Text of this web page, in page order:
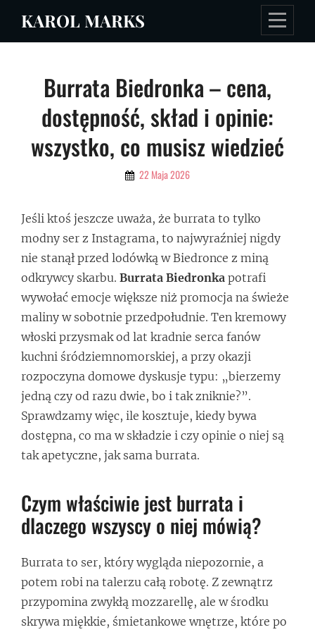
KAROL MARKS
Burrata Biedronka – cena,
dostępność, skład i opinie:
wszystko, co musisz wiedzieć
By 22 Maja 2026
Jeśli ktoś jeszcze uważa, że burrata to tylko
modny ser z Instagrama, to najwyraźniej nigdy
nie stanął przed lodówką w Biedronce z miną
odkrywcy skarbu. Burrata Biedronka potrafi
wywołać emocje większe niż promocja na świeże
maliny w sobotnie przedpołudnie. Ten kremowy
włoski przysmak od lat kradnie serca fanów
kuchni śródziemnomorskiej, a przy okazji
rozpoczyna domowe dyskusje typu: „bierzemy
jedną czy od razu dwie, bo i tak zniknie?”.
Sprawdzamy więc, ile kosztuje, kiedy bywa
dostępna, co ma w składzie i czy opinie o niej są
tak apetyczne, jak sama burrata.
Czym właściwie jest burrata i
dlaczego wszyscy o niej mówią?
Burrata to ser, który wygląda niepozornie, a
potem robi na talerzu całą robotę. Z zewnątrz
przypomina zwykłą mozzarellę, ale w środku
skrywa miękkie, śmietankowe wnętrze, które po
Nawigacja
wpisu